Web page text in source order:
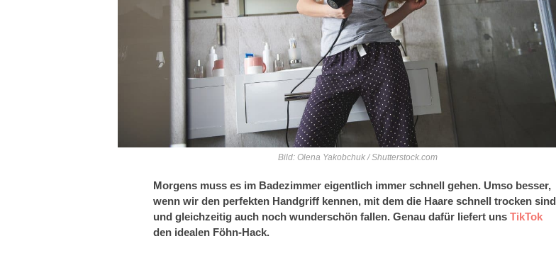
Bild: Olena Yakobchuk / Shutterstock.com
Morgens muss es im Badezimmer eigentlich immer schnell gehen. Umso besser,
wenn wir den perfekten Handgriff kennen, mit dem die Haare schnell trocken sind
und gleichzeitig auch noch wunderschön fallen. Genau dafür liefert uns TikTok
den idealen Föhn-Hack.